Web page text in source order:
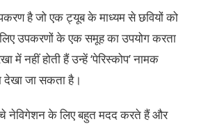
है जो एक ट्यूब के माध्यम से छवियों को
उपकरणों के एक समूह का उपयोग करता
में नहीं होती हैं उन्हें ‘पेरिस्कोप’ नामक
देखा जा सकता है।
नेविगेशन के लिए बहुत मदद करते हैं और